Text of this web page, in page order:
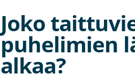
Joko
puhelimien
alkaa?